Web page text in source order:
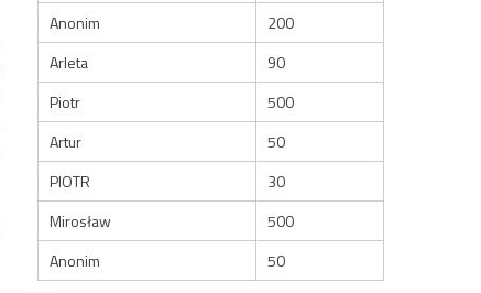
Anonim
200
Arleta
90
Piotr
500
Artur
50
PIOTR
30
Mirosław
500
Anonim
50